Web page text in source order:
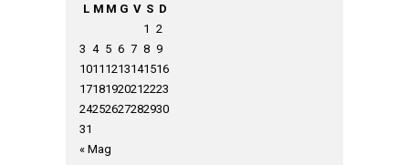
L M M G V S D
1 2
3 4 5 6 7 8 9
1011 1213141516
17181920212223
24252627282930
31
« Mag